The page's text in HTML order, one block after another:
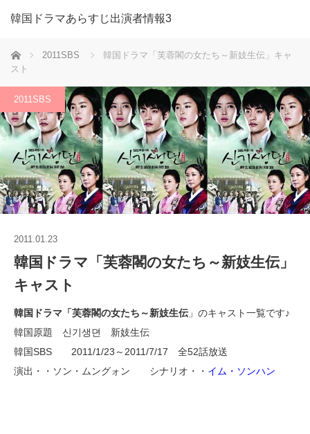
韓国ドラマあらすじ出演者情報3
ホーム 2011SBS
韓国ドラマ「芙蓉閣の女たち～新妓生伝」キャ
スト
2011SBS
2011.01.23
韓国ドラマ「芙蓉閣の女たち～新妓生伝」
キャスト
韓国ドラマ「芙蓉閣の女たち～新妓生伝 」のキャスト一覧です♪
韓国原題 신기생뎐 新妓生伝
韓国SBS 2011/1/23～2011/7/17 全52話放送
演出・・ソン・ムングォン シナリオ・・ イム・ソンハン